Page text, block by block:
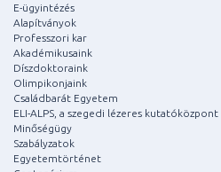
E-ügyintézés
Alapítványok
Professzori kar
Akadémikusaink
Díszdoktoraink
Olimpikonjaink
Családbarát Egyetem
ELI-ALPS, a szegedi lézeres kutatóközpont
Minőségügy
Szabályzatok
Egyetemtörténet